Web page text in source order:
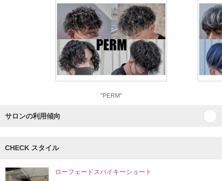
"PERM"
サロンの利用傾向
CHECK スタイル
ローフェードスパイキーショート